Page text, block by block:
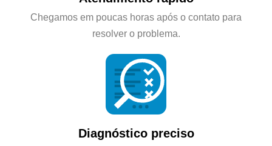
Chegamos em poucas horas após o contato para
resolver o problema.
Diagnóstico preciso